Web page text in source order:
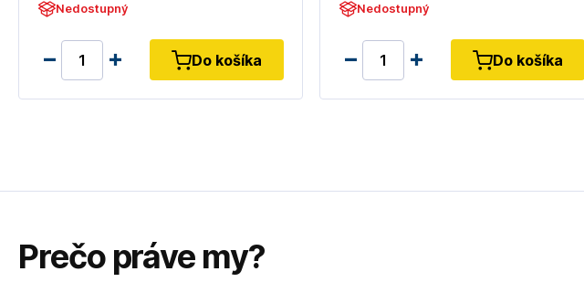
Nedostupný
Do košíka
Nedostupný
Do košíka
Prečo práve my?